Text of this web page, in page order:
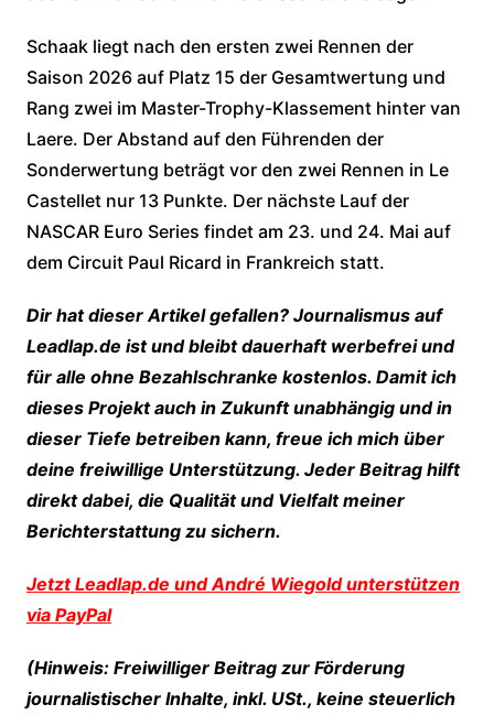
Schaak liegt nach den ersten zwei Rennen der
Saison 2026 auf Platz 15 der Gesamtwertung und
Rang zwei im Master-Trophy-Klassement hinter van
Laere. Der Abstand auf den Führenden der
Sonderwertung beträgt vor den zwei Rennen in Le
Castellet nur 13 Punkte. Der nächste Lauf der
NASCAR Euro Series findet am 23. und 24. Mai auf
dem Circuit Paul Ricard in Frankreich statt.
Dir hat dieser Artikel gefallen? Journalismus auf
Leadlap.de ist und bleibt dauerhaft werbefrei und
für alle ohne Bezahlschranke kostenlos. Damit ich
dieses Projekt auch in Zukunft unabhängig und in
dieser Tiefe betreiben kann, freue ich mich über
deine freiwillige Unterstützung. Jeder Beitrag hilft
direkt dabei, die Qualität und Vielfalt meiner
Berichterstattung zu sichern.
Jetzt Leadlap.de und André Wiegold unterstützen
via PayPal
(Hinweis: Freiwilliger Beitrag zur Förderung
journalistischer Inhalte, inkl. USt., keine steuerlich